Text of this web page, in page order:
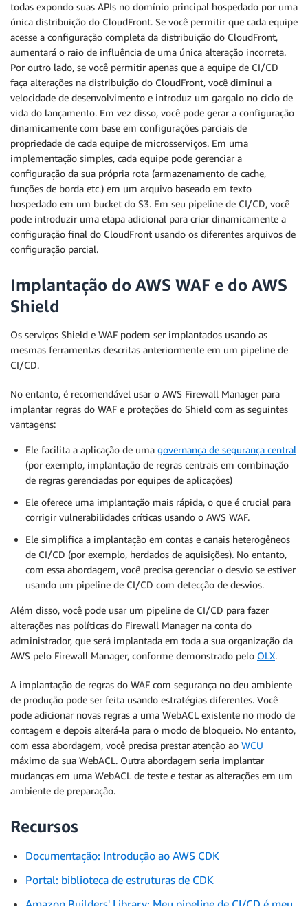
todas expondo suas APIs no domínio principal hospedado por uma
única distribuição do CloudFront. Se você permitir que cada equipe
acesse a configuração completa da distribuição do CloudFront,
aumentará o raio de influência de uma única alteração incorreta.
Por outro lado, se você permitir apenas que a equipe de CI/CD
faça alterações na distribuição do CloudFront, você diminui a
velocidade de desenvolvimento e introduz um gargalo no ciclo de
vida do lançamento. Em vez disso, você pode gerar a configuração
dinamicamente com base em configurações parciais de
propriedade de cada equipe de microsserviços. Em uma
implementação simples, cada equipe pode gerenciar a
configuração da sua própria rota (armazenamento de cache,
funções de borda etc.) em um arquivo baseado em texto
hospedado em um bucket do S3. Em seu pipeline de CI/CD, você
pode introduzir uma etapa adicional para criar dinamicamente a
configuração final do CloudFront usando os diferentes arquivos de
configuração parcial.
Implantação do AWS WAF e do AWS
Shield
Os serviços Shield e WAF podem ser implantados usando as
mesmas ferramentas descritas anteriormente em um pipeline de
CI/CD.
No entanto, é recomendável usar o AWS Firewall Manager para
implantar regras do WAF e proteções do Shield com as seguintes
vantagens:
Ele facilita a aplicação de uma governança de segurança central
(por exemplo, implantação de regras centrais em combinação
de regras gerenciadas por equipes de aplicações)
Ele oferece uma implantação mais rápida, o que é crucial para
corrigir vulnerabilidades críticas usando o AWS WAF.
Ele simplifica a implantação em contas e canais heterogêneos
de CI/CD (por exemplo, herdados de aquisições). No entanto,
com essa abordagem, você precisa gerenciar o desvio se estiver
usando um pipeline de CI/CD com detecção de desvios.
Além disso, você pode usar um pipeline de CI/CD para fazer
alterações nas políticas do Firewall Manager na conta do
administrador, que será implantada em toda a sua organização da
AWS pelo Firewall Manager, conforme demonstrado pelo OLX.
A implantação de regras do WAF com segurança no deu ambiente
de produção pode ser feita usando estratégias diferentes. Você
pode adicionar novas regras a uma WebACL existente no modo de
contagem e depois alterá-la para o modo de bloqueio. No entanto,
com essa abordagem, você precisa prestar atenção ao WCU
máximo da sua WebACL. Outra abordagem seria implantar
mudanças em uma WebACL de teste e testar as alterações em um
ambiente de preparação.
Recursos
Documentação: Introdução ao AWS CDK
Portal: biblioteca de estruturas de CDK